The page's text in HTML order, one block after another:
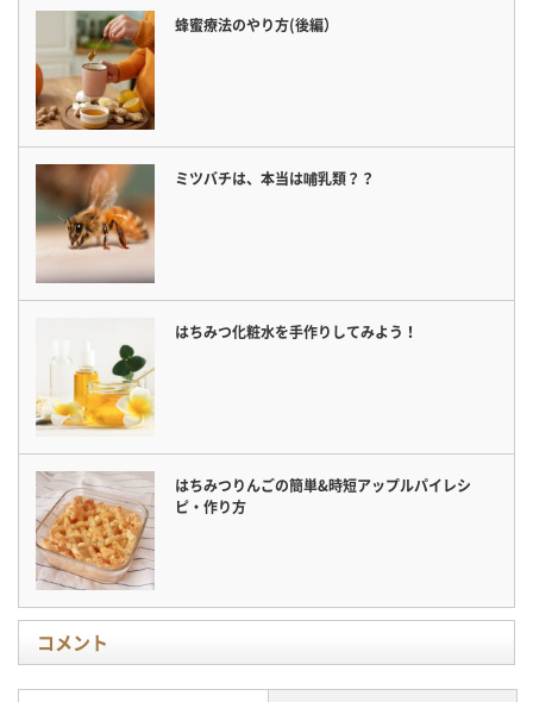
蜂蜜療法のやり方(後編）
ミツバチは、本当は哺乳類？？
はちみつ化粧水を手作りしてみよう！
はちみつりんごの簡単&時短アップルパイレシ
ピ・作り方
コメント